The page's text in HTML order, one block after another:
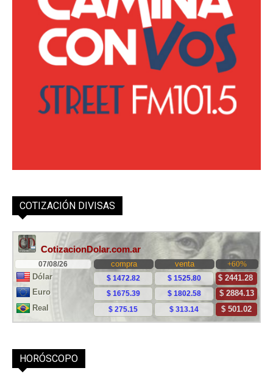
COTIZACIÓN DIVISAS
HORÓSCOPO